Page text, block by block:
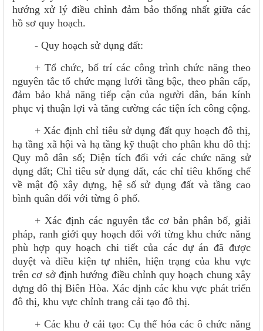
hướng xử lý điều chỉnh đảm bảo thống nhất giữa các
hồ sơ quy hoạch.
- Quy hoạch sử dụng đất:
+ Tổ chức, bố trí các công trình chức năng theo
nguyên tắc tổ chức mạng lưới tầng bậc, theo phân cấp,
đảm bảo khả năng tiếp cận của người dân, bán kính
phục vị thuận lợi và tăng cường các tiện ích công cộng.
+ Xác định chỉ tiêu sử dụng đất quy hoạch đô thị,
hạ tầng xã hội và hạ tầng kỹ thuật cho phân khu đô thị:
Quy mô dân số; Diện tích đối với các chức năng sử
dụng đất; Chỉ tiêu sử dụng đất, các chỉ tiêu khống chế
về mật độ xây dựng, hệ số sử dụng đất và tầng cao
bình quân đối với từng ô phố.
+ Xác định các nguyên tắc cơ bản phân bố, giải
pháp, ranh giới quy hoạch đối với từng khu chức năng
phù hợp quy hoạch chi tiết của các dự án đã được
duyệt và điều kiện tự nhiên, hiện trạng của khu vực
trên cơ sở định hướng điều chỉnh quy hoạch chung xây
dựng đô thị Biên Hòa. Xác định các khu vực phát triển
đô thị, khu vực chỉnh trang cải tạo đô thị.
+ Các khu ở cải tạo: Cụ thể hóa các ô chức năng